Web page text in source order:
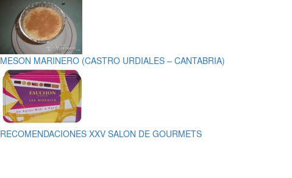
MESON MARINERO (CASTRO URDIALES – CANTABRIA)
RECOMENDACIONES XXV SALON DE GOURMETS